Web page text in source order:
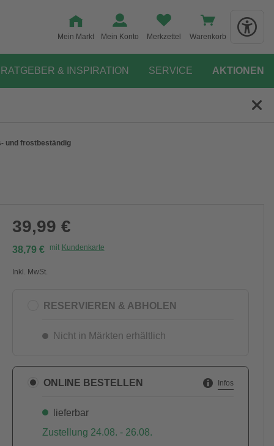
Mein Markt Mein Konto Merkzettel Warenkorb
RATGEBER & INSPIRATION SERVICE AKTIONEN
und frostbeständig
39,99 €
38,79 € mit Kundenkarte
Inkl. MwSt.
RESERVIEREN & ABHOLEN
Nicht in Märkten erhältlich
ONLINE BESTELLEN Infos
lieferbar
Zustellung 24.08. - 26.08.